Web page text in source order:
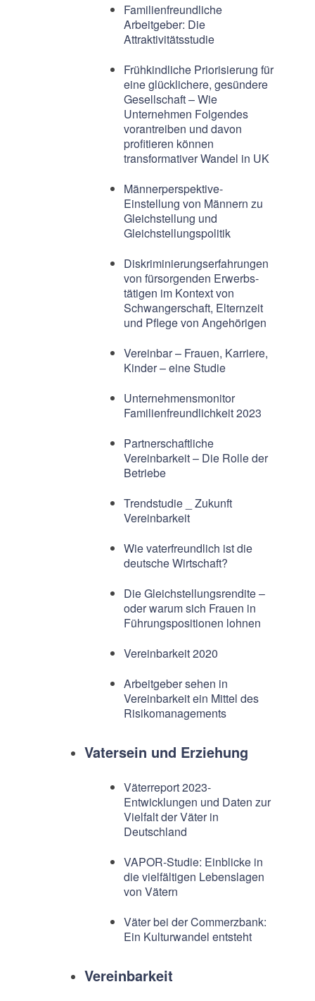
Familienfreundliche
Arbeitgeber: Die
Attraktivitätsstudie
Frühkindliche Priorisierung für
eine glücklichere, gesündere
Gesellschaft – Wie
Unternehmen Folgendes
vorantreiben und davon
profitieren können
transformativer Wandel in UK
Männerperspektive-
Einstellung von Männern zu
Gleichstellung und
Gleichstellungspolitik
Diskriminierungserfahrungen
von fürsorgenden Erwerbs-
tätigen im Kontext von
Schwangerschaft, Elternzeit
und Pflege von Angehörigen
Vereinbar – Frauen, Karriere,
Kinder – eine Studie
Unternehmensmonitor
Familienfreundlichkeit 2023
Partnerschaftliche
Vereinbarkeit – Die Rolle der
Betriebe
Trendstudie _ Zukunft
Vereinbarkeit
Wie vaterfreundlich ist die
deutsche Wirtschaft?
Die Gleichstellungsrendite –
oder warum sich Frauen in
Führungspositionen lohnen
Vereinbarkeit 2020
Arbeitgeber sehen in
Vereinbarkeit ein Mittel des
Risikomanagements
Vatersein und Erziehung
Väterreport 2023-
Entwicklungen und Daten zur
Vielfalt der Väter in
Deutschland
VAPOR-Studie: Einblicke in
die vielfältigen Lebenslagen
von Vätern
Väter bei der Commerzbank:
Ein Kulturwandel entsteht
Vereinbarkeit